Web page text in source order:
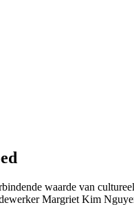
waarde van
Margriet Kim